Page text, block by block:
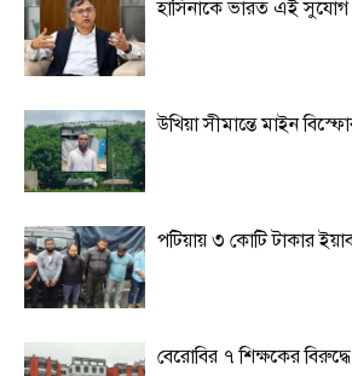
হাসিনাকে ভারত এই সুযোগ
উখিয়া সীমান্তে মাইন
পটিয়ায় ৩ কোটি টাকার
বেরোবির ৭ শিক্ষকের